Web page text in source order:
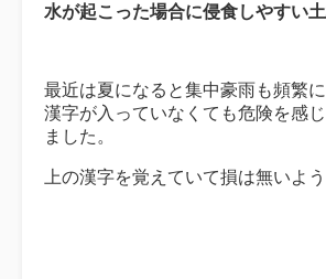
水が起こった場合に侵食しやすい
最近は夏になると集中豪雨も頻繁
漢字が入っていなくても危険を感
ました。
上の漢字を覚えていて損は無いよ